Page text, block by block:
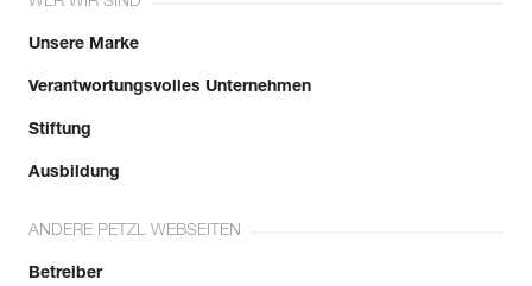
Unsere Marke
Verantwortungsvolles Unternehmen
Stiftung
Ausbildung
ANDERE PETZL WEBSEITEN
Betreiber